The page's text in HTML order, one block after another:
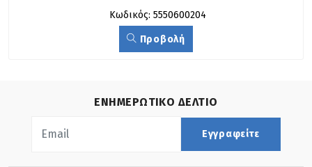
Κωδικός: 5550600204
Προβολή
ΕΝΗΜΕΡΩΤΙΚΟ ΔΕΛΤΙΟ
Εγγραφείτε